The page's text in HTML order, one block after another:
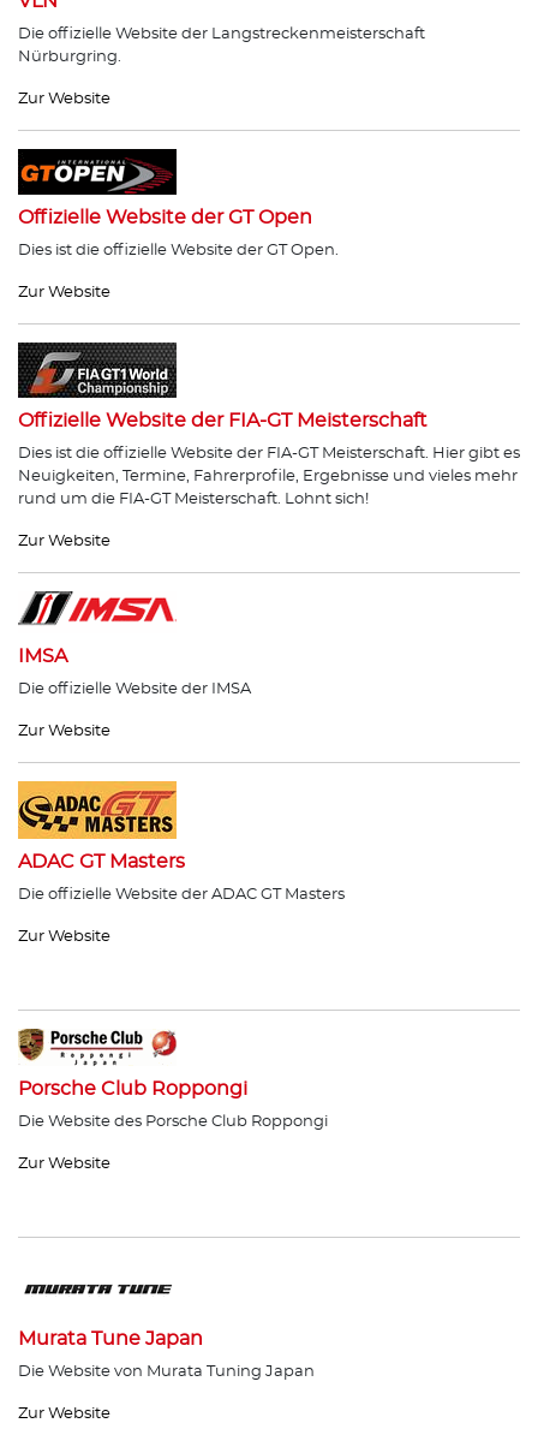
Die offizielle Website der Langstreckenmeisterschaft
Nürburgring.
Zur Website
Offizielle Website der GT Open
Dies ist die offizielle Website der GT Open.
Zur Website
Offizielle Website der FIA-GT Meisterschaft
Dies ist die offizielle Website der FIA-GT Meisterschaft. Hier gibt es
Neuigkeiten, Termine, Fahrerprofile, Ergebnisse und vieles mehr
rund um die FIA-GT Meisterschaft. Lohnt sich!
Zur Website
IMSA
Die offizielle Website der IMSA
Zur Website
ADAC GT Masters
Die offizielle Website der ADAC GT Masters
Zur Website
Porsche Club Roppongi
Die Website des Porsche Club Roppongi
Zur Website
Murata Tune Japan
Die Website von Murata Tuning Japan
Zur Website